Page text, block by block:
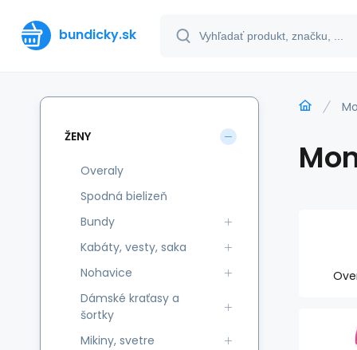
bundicky.sk
ŽENY
Overaly
Spodná bielizeň
Bundy
Kabáty, vesty, saka
Nohavice
Dámské kraťasy a
šortky
Mikiny, svetre